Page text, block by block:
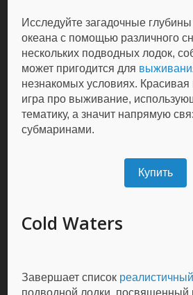
Исследуйте загадочные
океана с помощью различного
нескольких подводных лодок,
может пригодится для
незнакомых условиях.
игра про выживание,
тематику, а значит напрямую
субмаринами.
Купить
Cold Waters
Завершает список реалистичный
подводной лодки, посвященный